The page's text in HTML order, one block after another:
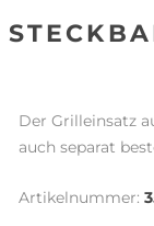
Der Grilleinsatz
auch separat
Artikelnummer: